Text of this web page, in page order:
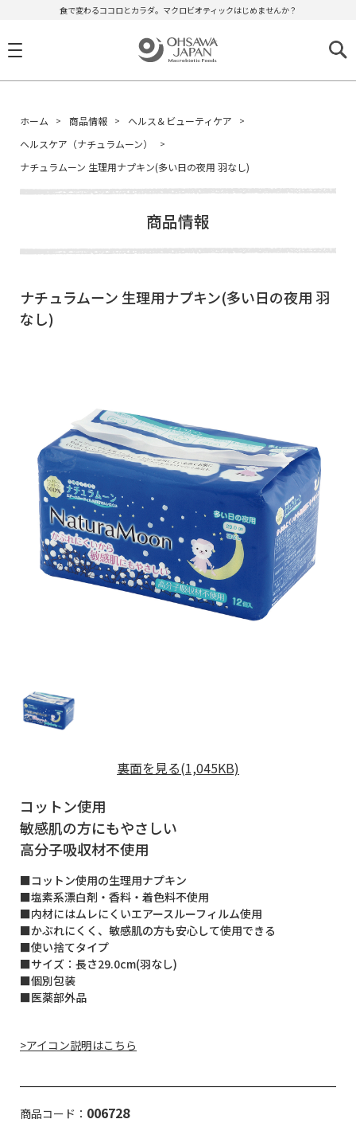
食で変わるココロとカラダ。マクロビオティックはじめませんか？
ホーム 商品情報
ヘルス＆ビューティケア
ヘルスケア（ナチュラムーン）
ナチュラムーン 生理用ナプキン(多い日の夜用 羽なし)
商品情報
ナチュラムーン 生理用ナプキン(多い日の夜用 羽
なし)
裏面を見る(1,045KB)
コットン使用
敏感肌の方にもやさしい
高分子吸収材不使用
■コットン使用の生理用ナプキン
■塩素系漂白剤・香料・着色料不使用
■内材にはムレにくいエアースルーフィルム使用
■かぶれにくく、敏感肌の方も安心して使用できる
■使い捨てタイプ
■サイズ：長さ29.0cm(羽なし)
■個別包装
■医薬部外品
>アイコン説明はこちら
商品コード： 006728